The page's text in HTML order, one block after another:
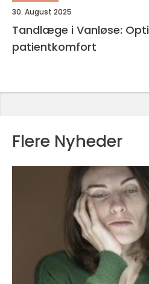
30. August 2025
Tandlæge i Vanløse:
patientkomfort
Flere Nyheder